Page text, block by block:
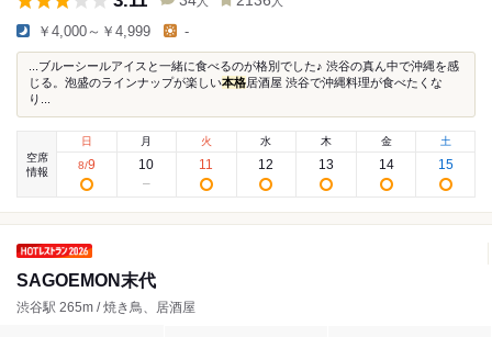
￥4,000～￥4,999 -
...ブルーシールアイスと一緒に食べるのが格別でした♪ 渋谷の真ん中で沖縄を感
じる。泡盛のラインナップが楽しい本格 居酒屋 ​渋谷で沖縄料理が食べたくな
り...
空席
情報
日
8/9
月
10
火
11
水
12
木
13
金
14
土
15
SAGOEMON末代
渋谷駅 265m / 焼き鳥、居酒屋